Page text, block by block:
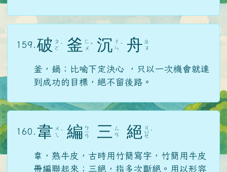
159. 破 ㄆ
ㄛ ˋ 釜 ㄈ
ㄨ ˇ 沉 ㄔ
ㄣ ˊ 舟 ㄓ
ㄡ
釜，鍋；比喻下定決心 ，只以一次機會就達
到成功的目標，絕不留後路。
160. 韋 ㄨ
ㄟ
ˊ 編 ㄅ
ㄧ
ㄢ 三 ㄙ
ㄢ
絕 ㄐ
ㄩ
ㄝ
ˊ
韋，熟牛皮，古時用竹簡寫字，竹簡用牛皮
帶編聯起來；三絕，指多次斷絕。用以形容